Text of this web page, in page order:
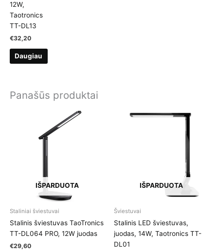
12W,
Taotronics
TT-DL13
€32,20
Daugiau
Panašūs produktai
IŠPARDUOTA
Staliniai šviestuvai
Stalinis šviestuvas TaoTronics
TT-DL064 PRO, 12W juodas
€29,60
IŠPARDUOTA
Šviestuvai
Stalinis LED šviestuvas,
juodas, 14W, Taotronics TT-
DL01